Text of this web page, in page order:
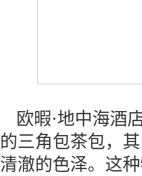
欧暇·地中海酒
的三角包茶包，
清澈的色泽。这